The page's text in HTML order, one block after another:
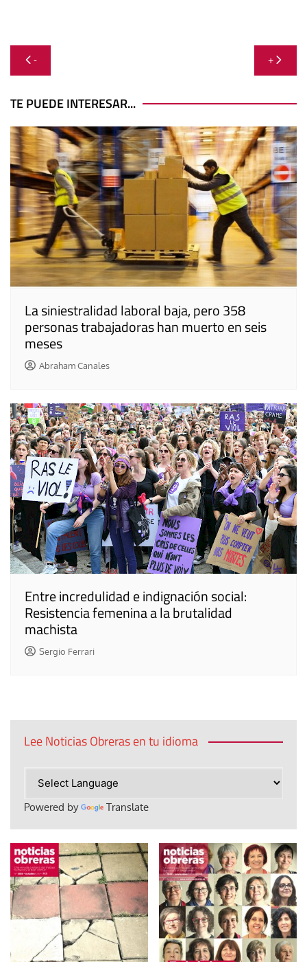
Navegación
de
entradas
- +
TE PUEDE INTERESAR...
La siniestralidad laboral baja, pero 358
personas trabajadoras han muerto en seis
meses
Abraham Canales
Entre incredulidad e indignación social:
Resistencia femenina a la brutalidad
machista
Sergio Ferrari
Lee Noticias Obreras en tu idioma
Powered by Translate